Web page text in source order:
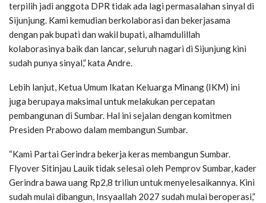
terpilih jadi anggota DPR tidak ada lagi permasalahan sinyal di
Sijunjung. Kami kemudian berkolaborasi dan bekerjasama
dengan pak bupati dan wakil bupati, alhamdulillah
kolaborasinya baik dan lancar, seluruh nagari di Sijunjung kini
sudah punya sinyal,” kata Andre.
Lebih lanjut, Ketua Umum Ikatan Keluarga Minang (IKM) ini
juga berupaya maksimal untuk melakukan percepatan
pembangunan di Sumbar. Hal ini sejalan dengan komitmen
Presiden Prabowo dalam membangun Sumbar.
“Kami Partai Gerindra bekerja keras membangun Sumbar.
Flyover Sitinjau Lauik tidak selesai oleh Pemprov Sumbar, kader
Gerindra bawa uang Rp2,8 triliun untuk menyelesaikannya. Kini
sudah mulai dibangun, Insyaallah 2027 sudah mulai beroperasi,”